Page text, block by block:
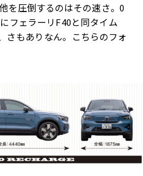
を圧倒するのはその速さ。0
フェラーリF40と同タイム
さもありなん。こちらのフォ